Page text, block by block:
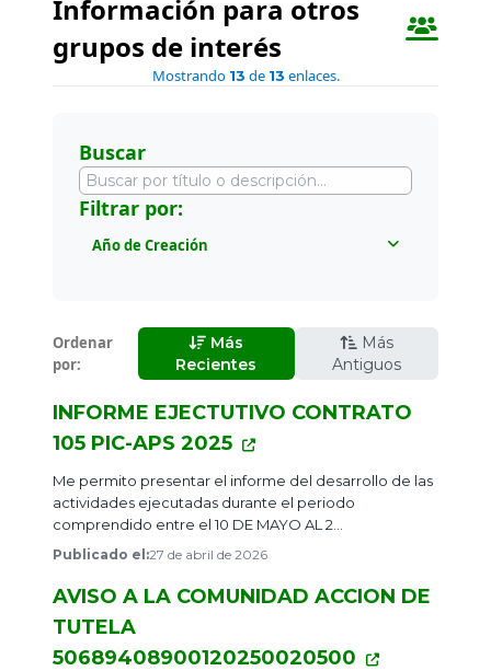
Información para otros
grupos de interés
Mostrando 13 de 13 enlaces.
Buscar
Filtrar por:
Año de Creación
Ordenar
por:
Más
Recientes
Más
Antiguos
INFORME EJECTUTIVO CONTRATO
105 PIC-APS 2025
​Me permito presentar el informe del desarrollo de las
actividades ejecutadas durante el periodo
comprendido entre el 10 DE MAYO AL 2...
Publicado el:27 de abril de 2026
AVISO A LA COMUNIDAD ACCION DE
TUTELA
50689408900120250020500